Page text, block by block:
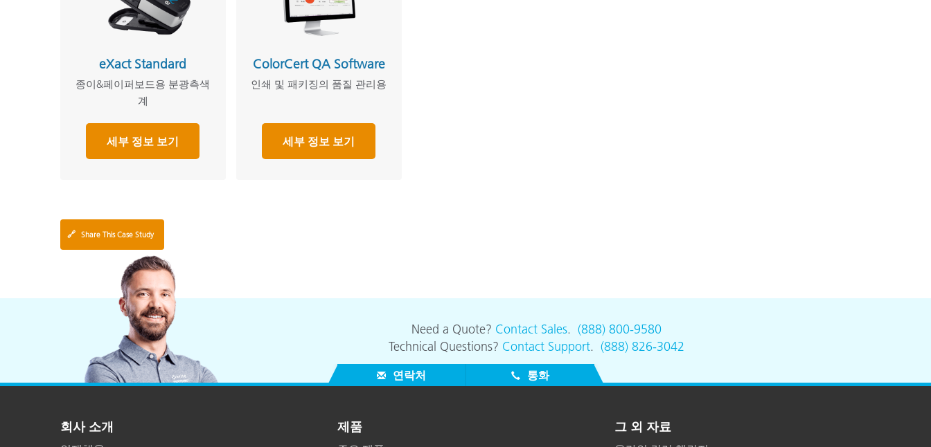
eXact Standard
종이&페이퍼보드용 분광측색
계
세부 정보 보기
ColorCert QA Software
인쇄 및 패키징의 품질 관리용
세부 정보 보기
🔗 Share This Case Study
Need a Quote? Contact Sales. (888) 800-9580
Technical Questions? Contact Support. (888) 826-3042
연락처 통화
회사 소개 제품 그 외 자료